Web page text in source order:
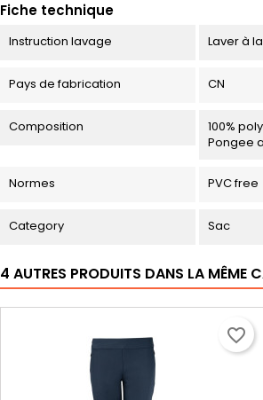
Fiche technique
Instruction lavage Laver à
Pays de fabrication CN
Composition
100%
Pongee
Normes PVC free
Category Sac
4 AUTRES PRODUITS DANS LA MÊME
favorite_border